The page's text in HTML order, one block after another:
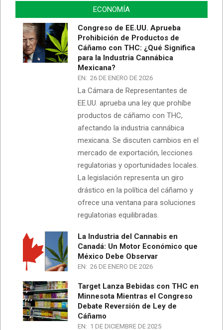
ECONOMÍA
Congreso de EE.UU. Aprueba
Prohibición de Productos de
Cáñamo con THC: ¿Qué Significa
para la Industria Cannábica
Mexicana?
EN: 26 DE ENERO DE 2026
La Cámara de Representantes de
EE.UU. aprueba una ley que prohíbe
productos de cáñamo con THC,
afectando la industria cannábica
mexicana. Se discuten cambios en el
mercado de exportación, lecciones
regulatorias y oportunidades locales.
La legislación representa un giro
drástico en la política del cáñamo y
ofrece una ventana para soluciones
regulatorias equilibradas.
La Industria del Cannabis en
Canadá: Un Motor Económico que
México Debe Observar
EN: 26 DE ENERO DE 2026
Target Lanza Bebidas con THC en
Minnesota Mientras el Congreso
Debate Reversión de Ley de
Cáñamo
EN: 1 DE DICIEMBRE DE 2025